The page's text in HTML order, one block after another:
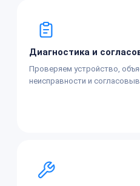
Диагностика и
Проверяем устройство,
неисправности и